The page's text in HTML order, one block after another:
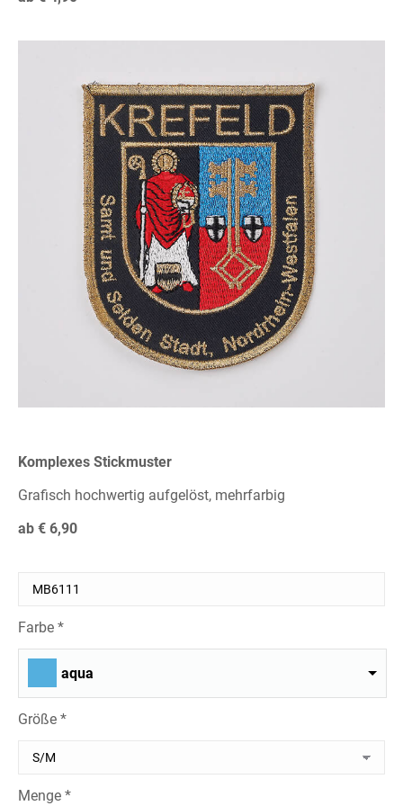
Komplexes Stickmuster
Grafisch hochwertig aufgelöst, mehrfarbig
ab € 6,90
Farbe *
aqua
Größe *
Menge *